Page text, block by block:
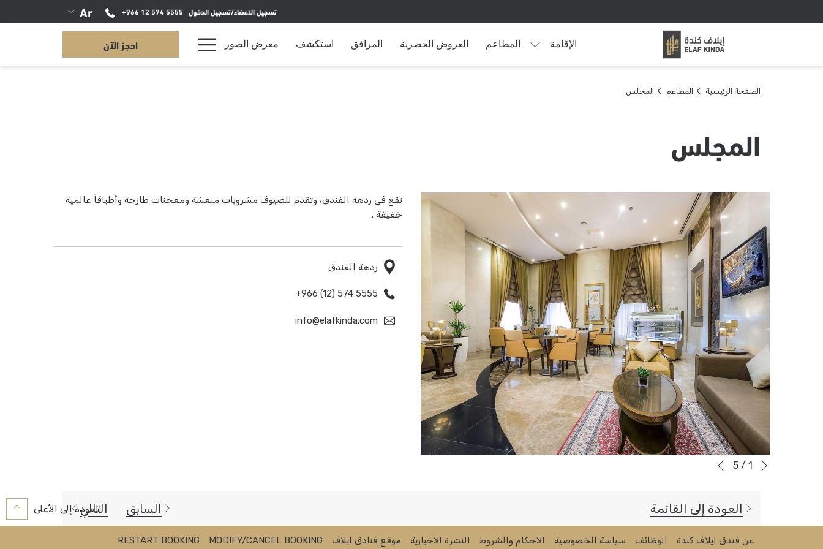
تسجيل الاعضاء/تسجيل الدخول +966 12 574 5555
Ar
الإقامة المطاعم العروض الحصرية المرافق استكشف معرض الصور
Hamburger
Menu
احجز الآن
الصفحة الرئيسية المطاعم المجلس
المجلس
أزرار
عرض
سيؤدي
الروابط
السابق
1
/
5 التالي
تقع في ردهة الفندق، وتقدم للضيوف مشروبات منعشة ومعجنات طازجة وأطباقاً عالمية
خفيفة .
ردهة الفندق
+966 (12) 574 5555
info@elafkinda.com
العودة إلى القائمة
علامة
السابق التالي
العودة إلى الأعلى
عن فندق ايلاف كندة الوظائف سياسة الخصوصية الاحكام والشروط النشرة الاخبارية موقع فنادق ايلاف MODIFY/CANCEL BOOKING
RESTART BOOKING